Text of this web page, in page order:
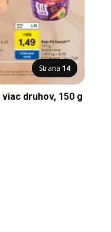
Strana 14
druhov, 150 g